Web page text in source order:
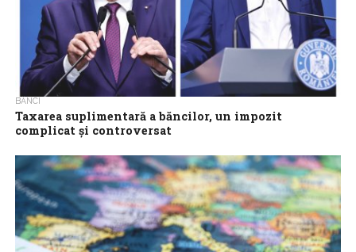
BĂNCI
Taxarea suplimentară a băncilor, un impozit
complicat și controversat
„taxa pe lăcomie” băncilor comerciale, o taxă aplicată pe
activele...